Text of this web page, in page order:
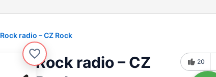
Rock radio – CZ Rock
Rock radio – CZ
20